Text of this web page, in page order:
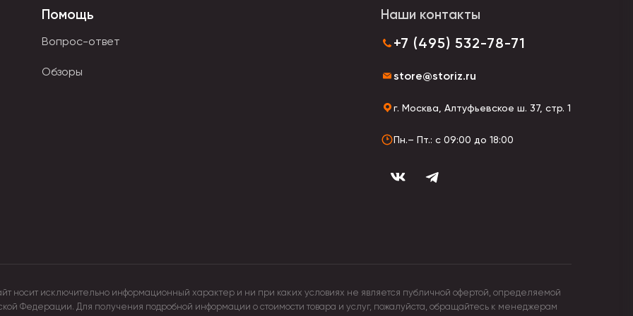
лепту в создании уютной домашней обстановки.
его с собой по дому или квартире, даже на улице.
Помощь
Вопрос-ответ
Обзоры
Наши контакты
+7 (495) 532-78-71
store@storiz.ru
г. Москва, Алтуфьевское ш. 37, стр. 1
Пн.– Пт.: с 09:00 до 18:00
носит исключительно информационный характер и ни при каких условиях не является публичной офертой, определяемой
Федерации. Для получения подробной информации о стоимости товара и услуг, пожалуйста, обращайтесь к менеджерам